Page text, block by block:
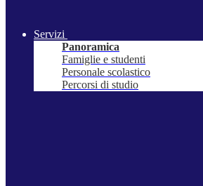
Servizi
Panoramica
Famiglie e studenti
Personale scolastico
Percorsi di studio